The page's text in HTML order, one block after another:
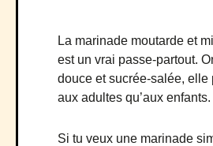
La marinade moutarde et
est un vrai passe-partout.
douce et sucrée-salée, elle
aux adultes qu’aux enfants.
Si tu veux une marinade